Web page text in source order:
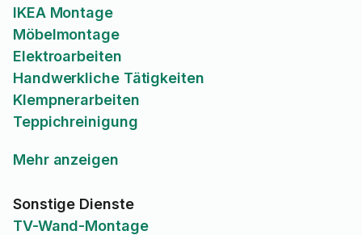
IKEA Montage
Möbelmontage
Elektroarbeiten
Handwerkliche Tätigkeiten
Klempnerarbeiten
Teppichreinigung
Mehr anzeigen
Sonstige Dienste
TV-Wand-Montage